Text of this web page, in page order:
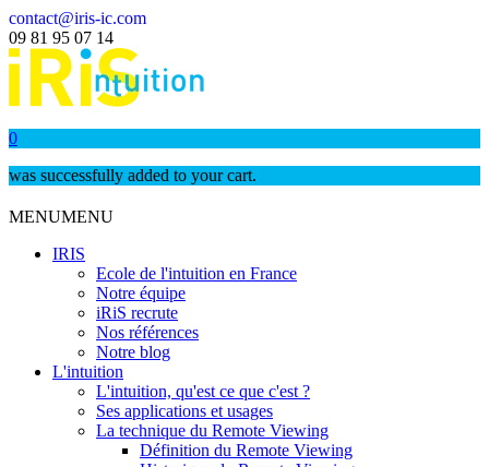
contact@iris-ic.com
09 81 95 07 14
0
was successfully added to your cart.
MENUMENU
IRIS
Ecole de l'intuition en France
Notre équipe
iRiS recrute
Nos références
Notre blog
L'intuition
L'intuition, qu'est ce que c'est ?
Ses applications et usages
La technique du Remote Viewing
Définition du Remote Viewing